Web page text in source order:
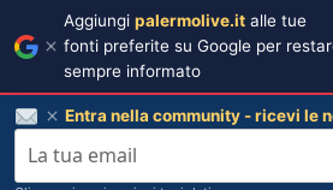
Aggiungi palermolive.it alle tue
fonti preferite su Google per
sempre informato
Entra nella community - ricevi le